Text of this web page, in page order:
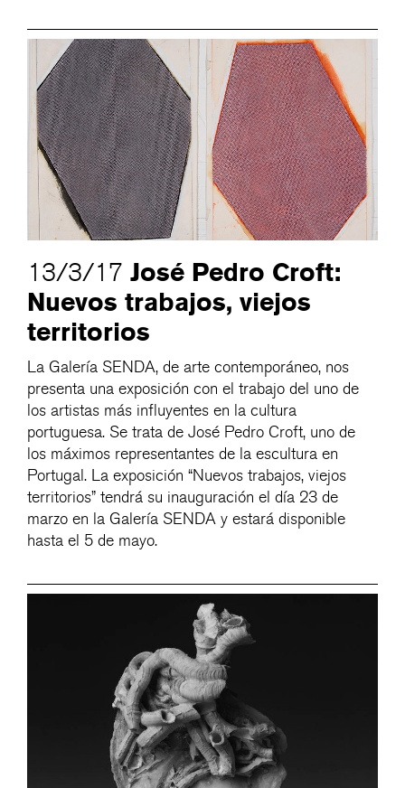
13/3/17 José Pedro Croft:
Nuevos trabajos, viejos
territorios
La Galería SENDA, de arte contemporáneo, nos
presenta una exposición con el trabajo del uno de
los artistas más influyentes en la cultura
portuguesa. Se trata de José Pedro Croft, uno de
los máximos representantes de la escultura en
Portugal. La exposición “Nuevos trabajos, viejos
territorios” tendrá su inauguración el día 23 de
marzo en la Galería SENDA y estará disponible
hasta el 5 de mayo.